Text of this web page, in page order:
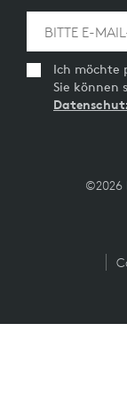
Ich möchte
Sie können
©2026